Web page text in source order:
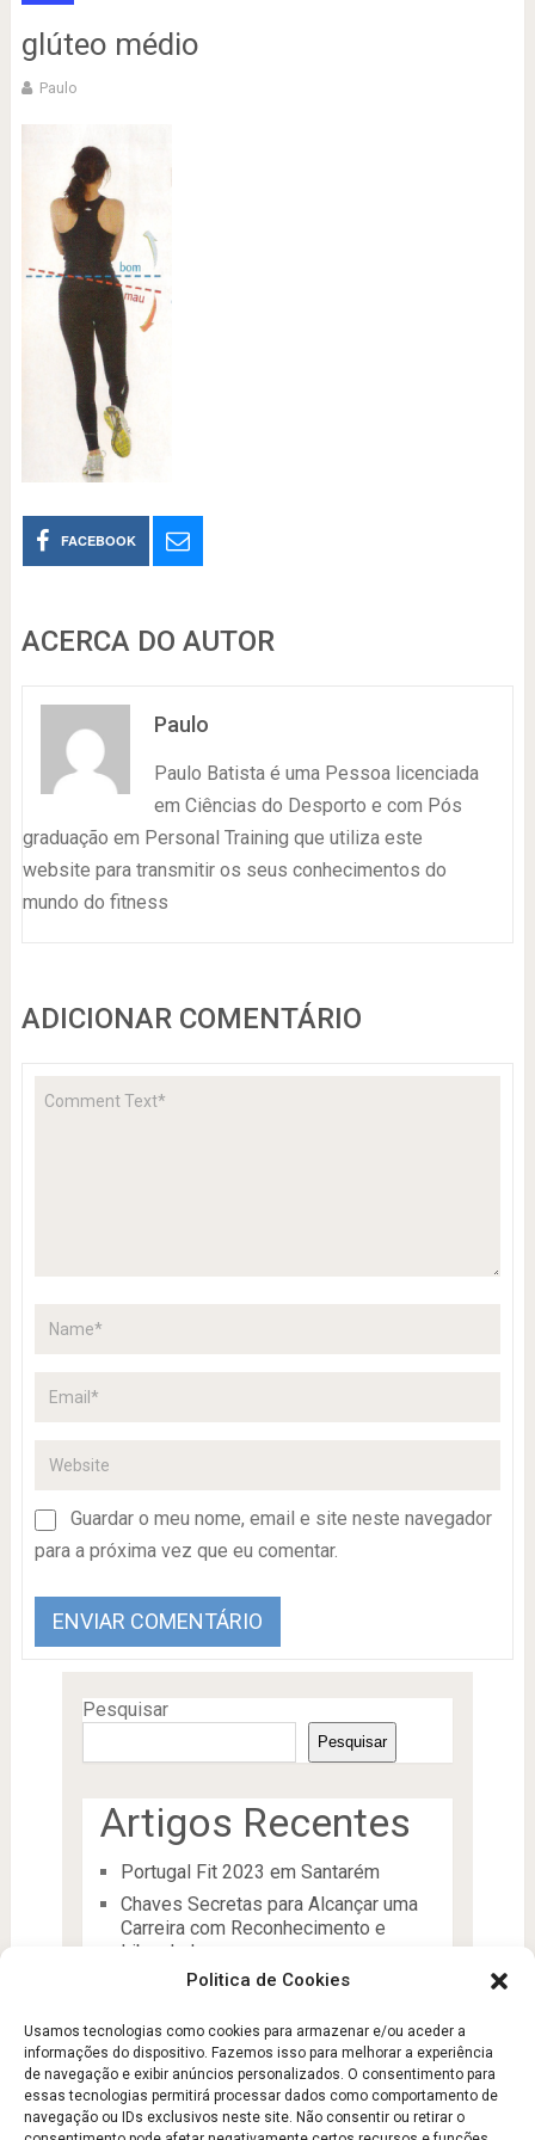
Politica de Cookies
Usamos tecnologias como cookies para armazenar e/ou aceder a
informações do dispositivo. Fazemos isso para melhorar a experiência
de navegação e exibir anúncios personalizados. O consentimento para
essas tecnologias permitirá processar dados como comportamento de
navegação ou IDs exclusivos neste site. Não consentir ou retirar o
glúteo médio
Paulo
FACEBOOK
ACERCA DO AUTOR
Paulo
Paulo Batista é uma Pessoa licenciada
em Ciências do Desporto e com Pós
graduação em Personal Training que utiliza este
website para transmitir os seus conhecimentos do
mundo do fitness
ADICIONAR COMENTÁRIO
Guardar o meu nome, email e site neste navegador
para a próxima vez que eu comentar.
Pesquisar
Pesquisar
Artigos Recentes
Portugal Fit 2023 em Santarém
Chaves Secretas para Alcançar uma
Carreira com Reconhecimento e
Liberdade
manutenção da condição física
Aptidão Física e Saúde